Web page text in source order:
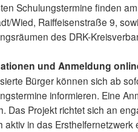
Schulungstermine finden
Wied, Raiffeisenstraße 9,
des DRK-
und Anmeldung
Bürger können sich ab
informieren. Eine
Das Projekt richtet sich an
aktiv in das Ersthelfernetzwerk